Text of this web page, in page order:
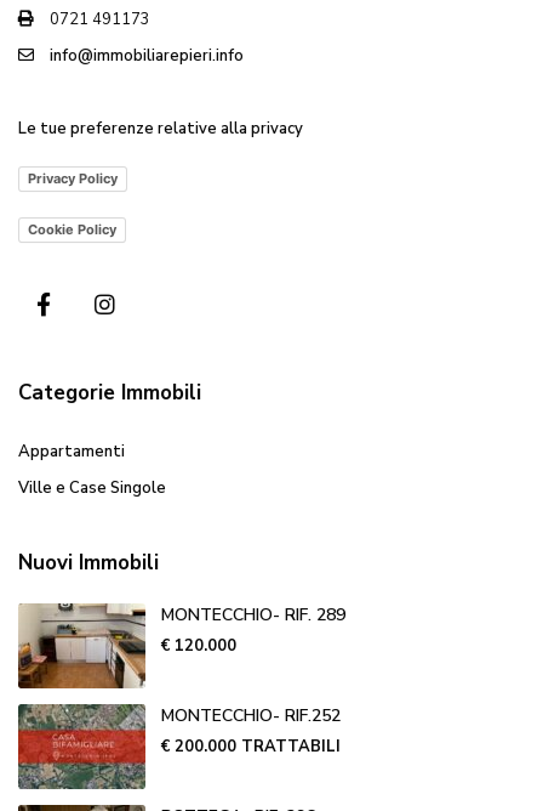
0721 491173
info@immobiliarepieri.info
Le tue preferenze relative alla privacy
Privacy Policy
Cookie Policy
Categorie Immobili
Appartamenti
Ville e Case Singole
Nuovi Immobili
MONTECCHIO- RIF. 289
€ 120.000
MONTECCHIO- RIF.252
€ 200.000 TRATTABILI